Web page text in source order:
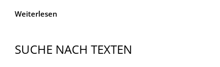
Weiterlesen
SUCHE NACH TEXTEN